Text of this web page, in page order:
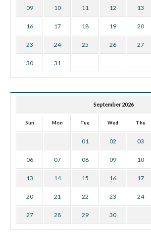
09 10 11 12 13
16 17 18 19 20
23 24 25 26 27
30 31
September 2026
Sun Mon Tue Wed Thu
01 02 03
06 07 08 09 10
13 14 15 16 17
20 21 22 23 24
27 28 29 30